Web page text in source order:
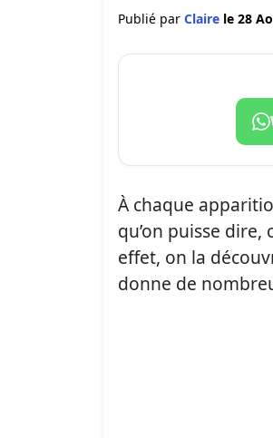
Publié par Claire le 28
À chaque
qu’on puisse dire,
effet, on la
donne de